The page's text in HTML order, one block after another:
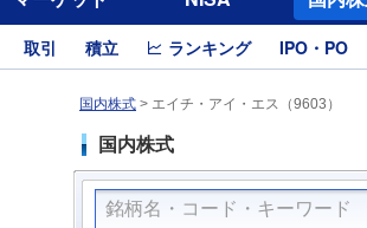
取引 積立 ランキング IPO・PO
国内株式 > エイチ・アイ・エス（9603）
国内株式